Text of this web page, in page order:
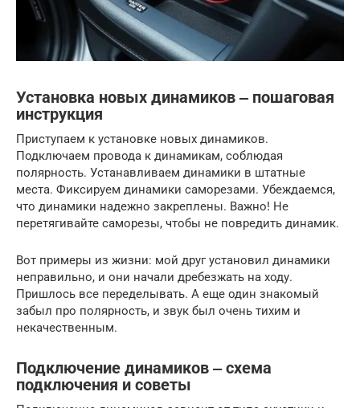
Установка новых динамиков ‒ пошаговая
инструкция
Приступаем к установке новых динамиков.
Подключаем провода к динамикам, соблюдая
полярность. Устанавливаем динамики в штатные
места. Фиксируем динамики саморезами. Убеждаемся,
что динамики надежно закреплены. Важно! Не
перетягивайте саморезы, чтобы не повредить динамик.
Вот примеры из жизни: мой друг установил динамики
неправильно, и они начали дребезжать на ходу.
Пришлось все переделывать. А еще один знакомый
забыл про полярность, и звук был очень тихим и
некачественным.
Подключение динамиков ‒ схема
подключения и советы